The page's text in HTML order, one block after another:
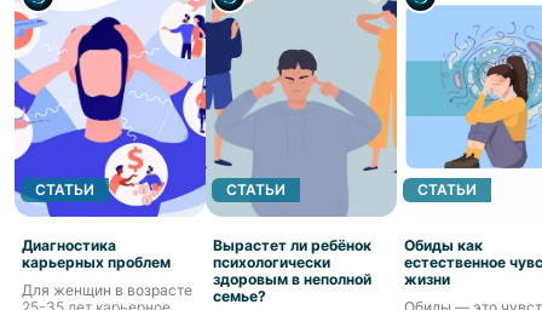
СТАТЬИ
Диагностика
карьерных проблем
Для женщин в возрасте
СТАТЬИ
Вырастет ли ребёнок
психологически
здоровым в неполной
семье?
СТАТЬИ
Обиды как
естественное
жизни